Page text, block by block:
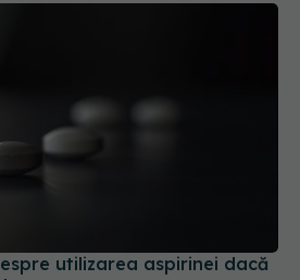
utilizarea aspirinei dacă